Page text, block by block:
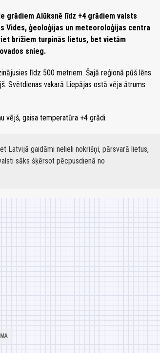
grādiem Alūksnē līdz +4 grādiem valsts
Vides, ģeoloģijas un meteoroloģijas centra
brīžiem turpinās lietus, bet vietām
snieg.
līdz 500 metriem. Šajā reģionā pūš lēns
Svētdienas vakarā Liepājas ostā vēja ātrums
vējš, gaisa temperatūra +4 grādi.
Latvijā gaidāmi nelieli nokrišņi, pārsvarā lietus,
sāks šķērsot pēcpusdienā no